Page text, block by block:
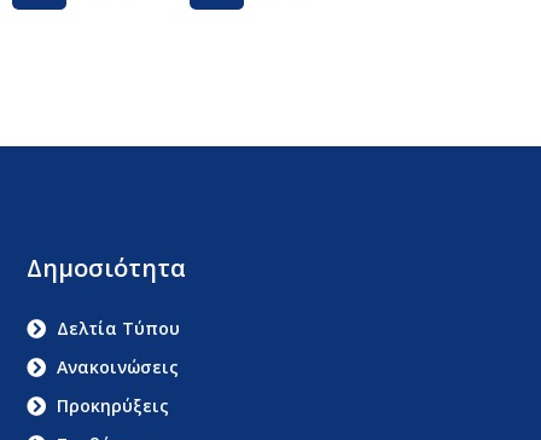
Δημοσιότητα
Δελτία Τύπου
Ανακοινώσεις
Προκηρύξεις